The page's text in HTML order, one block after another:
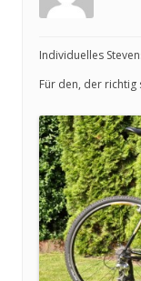
Individuelles
Für den, der richtig